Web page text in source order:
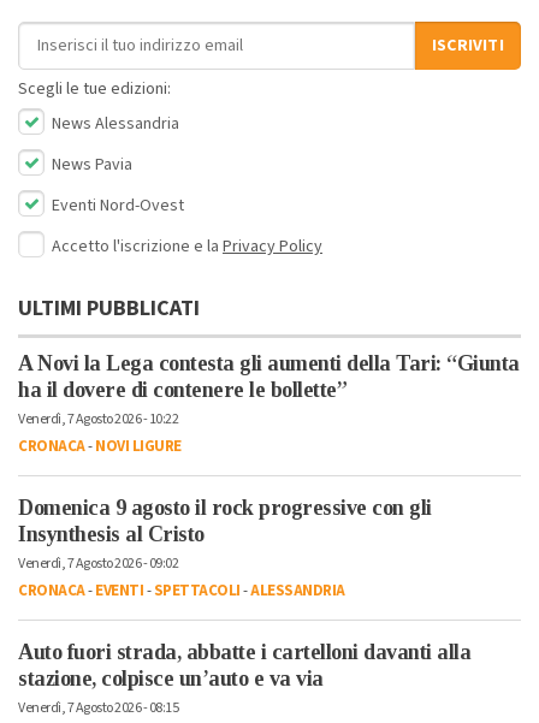
Indirizzo email
ISCRIVITI
Scegli le tue edizioni:
News Alessandria
News Pavia
Eventi Nord-Ovest
Accetto l'iscrizione e la Privacy Policy
ULTIMI PUBBLICATI
A Novi la Lega contesta gli aumenti della Tari: “Giunta
ha il dovere di contenere le bollette”
Venerdì, 7 Agosto 2026 - 10:22
CRONACA-NOVI LIGURE
Domenica 9 agosto il rock progressive con gli
Insynthesis al Cristo
Venerdì, 7 Agosto 2026 - 09:02
CRONACA-EVENTI-SPETTACOLI-ALESSANDRIA
Auto fuori strada, abbatte i cartelloni davanti alla
stazione, colpisce un’auto e va via
Venerdì, 7 Agosto 2026 - 08:15